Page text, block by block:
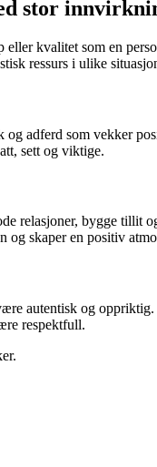
stor
eller kvalitet som en
ressurs i ulike
adferd som vekker
sett og viktige.
relasjoner, bygge tillit
og skaper en positiv
autentisk og
respektfull.